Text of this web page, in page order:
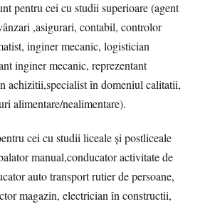
pentru cei cu studii superioare (agent
,asigurari, contabil, controlor
inginer mecanic, logistician
inginer mecanic, reprezentant
achizitii,specialist în domeniul calitatii,
alimentare/nealimentare).
cei cu studii liceale și postliceale
manual,conducator activitate de
auto transport rutier de persoane,
magazin, electrician în constructii,